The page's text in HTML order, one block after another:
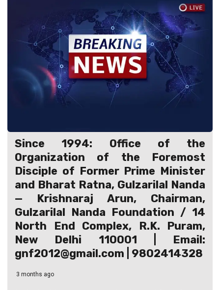
Since 1994: Office of the
Organization of the Foremost
Disciple of Former Prime Minister
and Bharat Ratna, Gulzarilal Nanda
— Krishnaraj Arun, Chairman,
Gulzarilal Nanda Foundation / 14
North End Complex, R.K. Puram,
New Delhi 110001 | Email:
gnf2012@gmail.com | 9802414328
3 months ago